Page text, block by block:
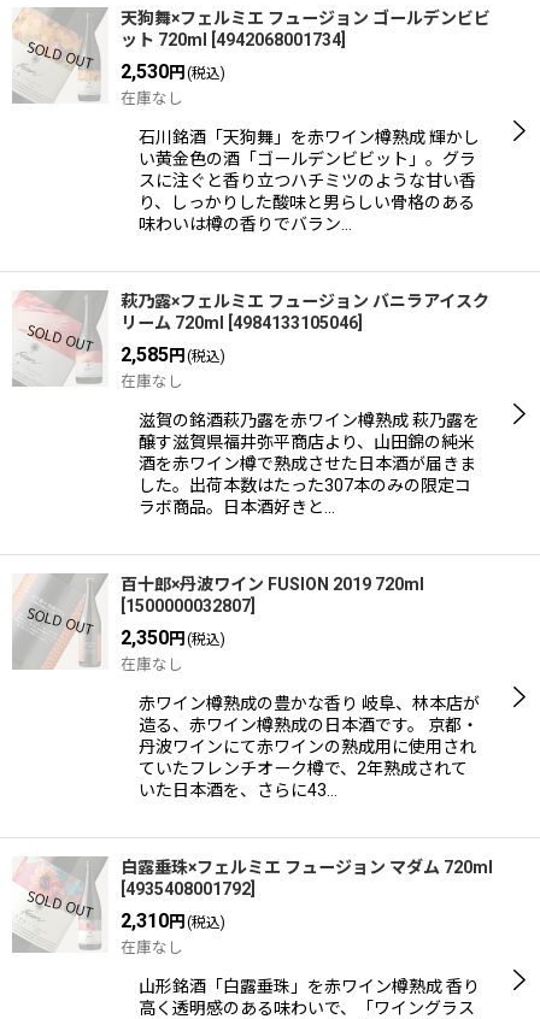
天狗舞×フェルミエ フュージョン ゴールデンビビ
ット 720ml
4942068001734
2,530円 (税込)
在庫なし
石川銘酒「天狗舞」を赤ワイン樽熟成 輝かし
い黄金色の酒「ゴールデンビビット」。グラ
スに注ぐと香り立つハチミツのような甘い香
り、しっかりした酸味と男らしい骨格のある
味わいは樽の香りでバラン…
萩乃露×フェルミエ フュージョン バニラアイスク
リーム 720ml
4984133105046
2,585円 (税込)
在庫なし
滋賀の銘酒萩乃露を赤ワイン樽熟成 萩乃露を
醸す滋賀県福井弥平商店より、山田錦の純米
酒を赤ワイン樽で熟成させた日本酒が届きま
した。出荷本数はたった307本のみの限定コ
ラボ商品。日本酒好きと…
百十郎×丹波ワイン FUSION 2019 720ml
1500000032807
2,350円 (税込)
在庫なし
赤ワイン樽熟成の豊かな香り 岐阜、林本店が
造る、赤ワイン樽熟成の日本酒です。 京都・
丹波ワインにて赤ワインの熟成用に使用され
ていたフレンチオーク樽で、2年熟成されて
いた日本酒を、さらに43…
白露垂珠×フェルミエ フュージョン マダム 720ml
4935408001792
2,310円 (税込)
在庫なし
山形銘酒「白露垂珠」を赤ワイン樽熟成 香り
高く透明感のある味わいで、「ワイングラス